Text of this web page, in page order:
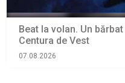
Beat la volan. Un
Centura de Vest
07.08.2026